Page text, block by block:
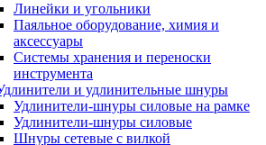
Линейки и угольники
Паяльное оборудование, химия и
аксессуары
Системы хранения и переноски
инструмента
и удлинительные шнуры
Удлинители-шнуры силовые на рамке
Удлинители-шнуры силовые
Шнуры сетевые с вилкой